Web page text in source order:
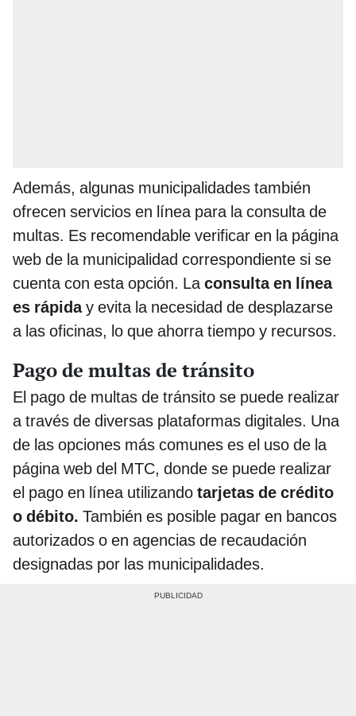
Además, algunas municipalidades también
ofrecen servicios en línea para la consulta de
multas. Es recomendable verificar en la página
web de la municipalidad correspondiente si se
cuenta con esta opción. Laconsulta en línea
es rápiday evita la necesidad de desplazarse
a las oficinas, lo que ahorra tiempo y recursos.
Pago de multas de tránsito
El pago de multas de tránsito se puede realizar
a través de diversas plataformas digitales. Una
de las opciones más comunes es el uso de la
página web del MTC, donde se puede realizar
el pago en línea utilizando tarjetas de crédito
o débito. También es posible pagar en bancos
autorizados o en agencias de recaudación
designadas por las municipalidades.